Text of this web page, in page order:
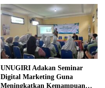
UNUGIRI Adakan Seminar
Digital Marketing Guna
Meningkatkan Kemampuan